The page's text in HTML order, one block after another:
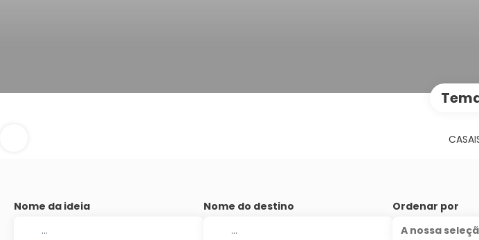
Nome da ideia Nome do destino
Ordenar por
A nossa